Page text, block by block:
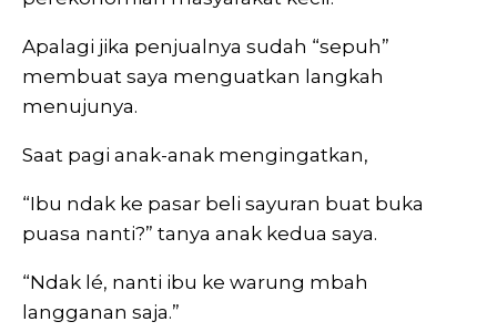
Apalagi jika penjualnya sudah “sepuh”
membuat saya menguatkan langkah
menujunya.
Saat pagi anak-anak mengingatkan,
“Ibu ndak ke pasar beli sayuran buat buka
puasa nanti?” tanya anak kedua saya.
“Ndak lé, nanti ibu ke warung mbah
langganan saja.”